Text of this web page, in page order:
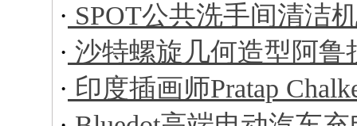
· SPOT公共洗手间清洁
· 沙特螺旋几何造型阿鲁
· 印度插画师Pratap